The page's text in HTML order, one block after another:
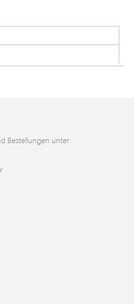
Bestellungen unter: